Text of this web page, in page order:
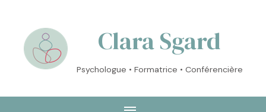
Clara Sgard
Psychologue • Formatrice • Conférencière